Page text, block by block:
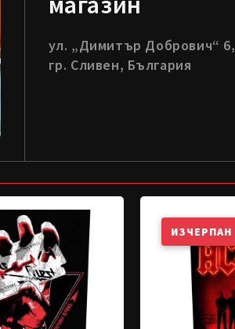
ул. „Димитър Добрович“ 6,
гр. Сливен, България
ИЗЧЕРПАН